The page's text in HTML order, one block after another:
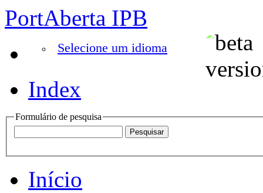
PortAberta IPB
Selecione um idioma
Index
Formulário de pesquisa
Início